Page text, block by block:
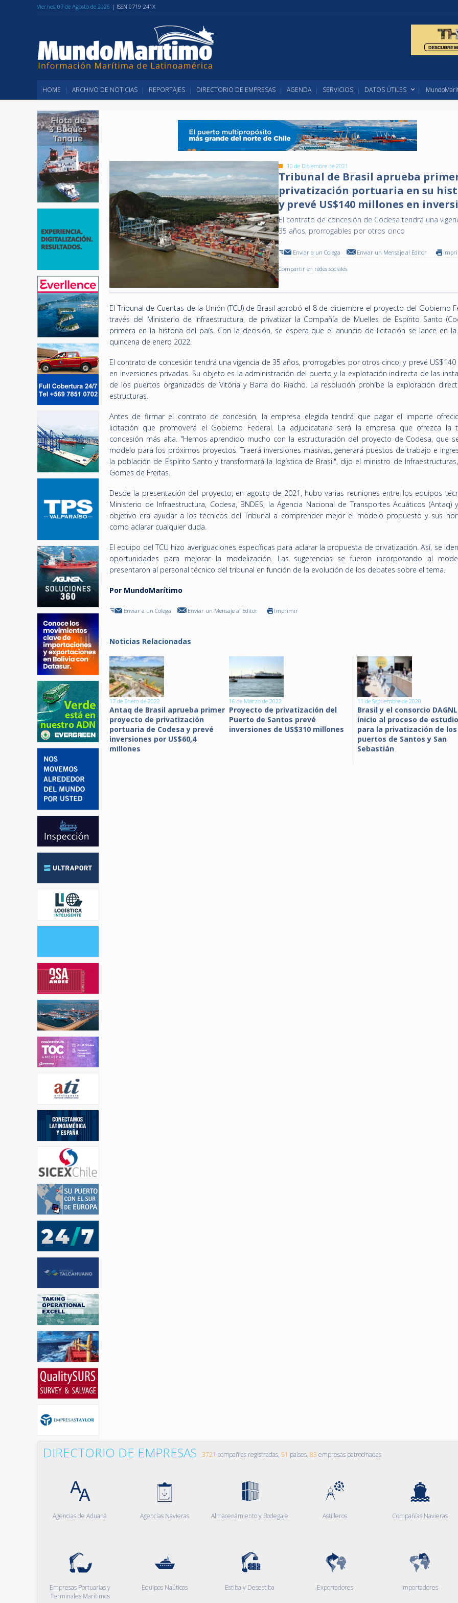
Viernes, 07 de Agosto de 2026 | ISSN 0719-241X
HOME ARCHIVO DE NOTICIAS REPORTAJES DIRECTORIO DE EMPRESAS AGENDA SERVICIOS DATOS ÚTILES
10 de Diciembre de 2021
Tribunal de Brasil aprueba
privatización portuaria en su
y prevé US$140 millones en
El contrato de concesión de Codesa tendrá una
35 años, prorrogables por otros cinco
Enviar a un Colega Enviar un Mensaje al Editor
Compartir en redes sociales
El Tribunal de Cuentas de la Unión (TCU) de Brasil aprobó el 8 de diciembre el proyecto del Gobierno
través del Ministerio de Infraestructura, de privatizar la Compañía de Muelles de Espírito Santo
primera en la historia del país. Con la decisión, se espera que el anuncio de licitación se lance en
quincena de enero 2022.
El contrato de concesión tendrá una vigencia de 35 años, prorrogables por otros cinco, y prevé US$140
en inversiones privadas. Su objeto es la administración del puerto y la explotación indirecta de las
de los puertos organizados de Vitória y Barra do Riacho. La resolución prohíbe la exploración
estructuras.
Antes de firmar el contrato de concesión, la empresa elegida tendrá que pagar el importe
licitación que promoverá el Gobierno Federal. La adjudicataria será la empresa que ofrezca la
concesión más alta. "Hemos aprendido mucho con la estructuración del proyecto de Codesa, que
modelo para los próximos proyectos. Traerá inversiones masivas, generará puestos de trabajo e
la población de Espírito Santo y transformará la logística de Brasil", dijo el ministro de
Gomes de Freitas.
Desde la presentación del proyecto, en agosto de 2021, hubo varias reuniones entre los equipos
Ministerio de Infraestructura, Codesa, BNDES, la Agencia Nacional de Transportes Acuáticos (Antaq)
objetivo era ayudar a los técnicos del Tribunal a comprender mejor el modelo propuesto y sus
como aclarar cualquier duda.
El equipo del TCU hizo averiguaciones específicas para aclarar la propuesta de privatización. Así, se
oportunidades para mejorar la modelización. Las sugerencias se fueron incorporando al
presentaron al personal técnico del tribunal en función de la evolución de los debates sobre el tema.
Por MundoMarítimo
Enviar a un Colega Enviar un Mensaje al Editor Imprimir
Noticias Relacionadas
17 de Enero de 2022
Antaq de Brasil aprueba primer
proyecto de privatización
portuaria de Codesa y prevé
inversiones por US$60,4
millones
16 de Marzo de 2022
Proyecto de privatización del
Puerto de Santos prevé
inversiones de US$310 millones
11 de Septiembre de 2020
Brasil y el consorcio
inicio al proceso de
para la privatización de los
puertos de Santos y San
Sebastián
DIRECTORIO DE EMPRESAS 3721 compañías registradas, 51 países, 83 empresas patrocinadas
Agencias de Aduana Agencias Navieras Almacenamiento y Bodegaje Astilleros Compañías Navieras
Empresas Portuarias y
Terminales Marítimos
Equipos Naúticos Estiba y Desestiba Exportadores Importadores